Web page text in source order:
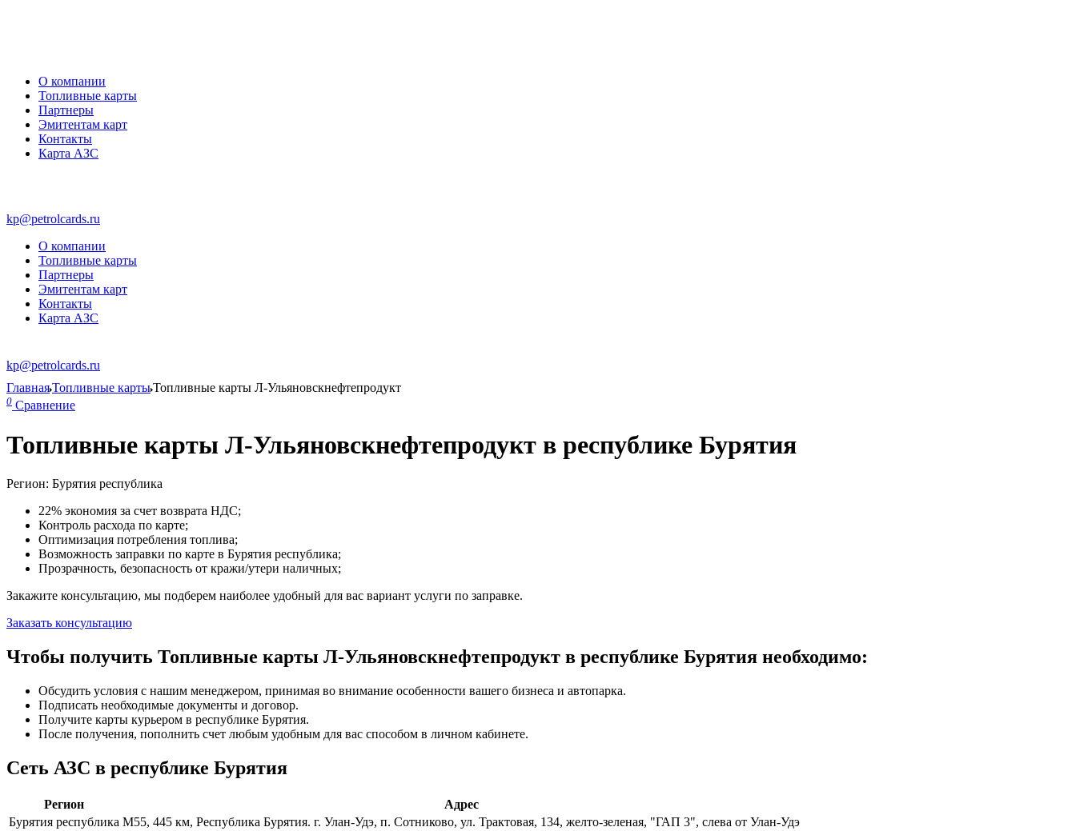
О компании
Топливные карты
Партнеры
Эмитентам карт
Контакты
Карта АЗС
kp@petrolcards.ru
О компании
Топливные карты
Партнеры
Эмитентам карт
Контакты
Карта АЗС
kp@petrolcards.ru
ГлавнаяТопливные картыТопливные карты Л-Ульяновскнефтепродукт
0 Сравнение
Топливные карты Л-Ульяновскнефтепродукт в республике Бурятия
Регион: Бурятия республика
22% экономия за счет возврата НДС;
Контроль расхода по карте;
Оптимизация потребления топлива;
Возможность заправки по карте в Бурятия республика;
Прозрачность, безопасность от кражи/утери наличных;
Закажите консультацию, мы подберем наиболее удобный для вас вариант услуги по заправке.
Заказать консультацию
Чтобы получить Топливные карты Л-Ульяновскнефтепродукт в республике Бурятия необходимо:
Обсудить условия с нашим менеджером, принимая во внимание особенности вашего бизнеса и автопарка.
Подписать необходимые документы и договор.
Получите карты курьером в республике Бурятия.
После получения, пополнить счет любым удобным для вас способом в личном кабинете.
Сеть АЗС в республике Бурятия
Регион
Адрес
Бурятия республика М55, 445 км, Республика Бурятия. г. Улан-Удэ, п. Сотниково, ул. Трактовая, 134, желто-зеленая, "ГАП 3", слева от Улан-Удэ